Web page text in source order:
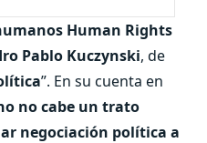
Human Rights
Pablo Kuczynski, de
”. En su cuenta en
no cabe un trato
negociación política a